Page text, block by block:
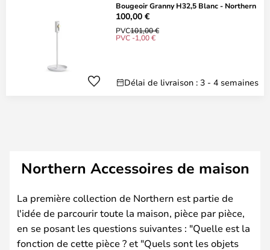
Bougeoir Granny H32,5 Blanc - Northern
100,00 €
PVC101,00 €
PVC -1,00 €
Délai de livraison : 3 - 4 semaines
Northern Accessoires de maison
La première collection de Northern est partie de
l'idée de parcourir toute la maison, pièce par pièce,
en se posant les questions suivantes : "Quelle est la
fonction de cette pièce ? et "Quels sont les objets